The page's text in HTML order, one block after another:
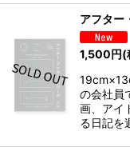
アフター
1,500円(
の会社員
画、アイ
る日記を